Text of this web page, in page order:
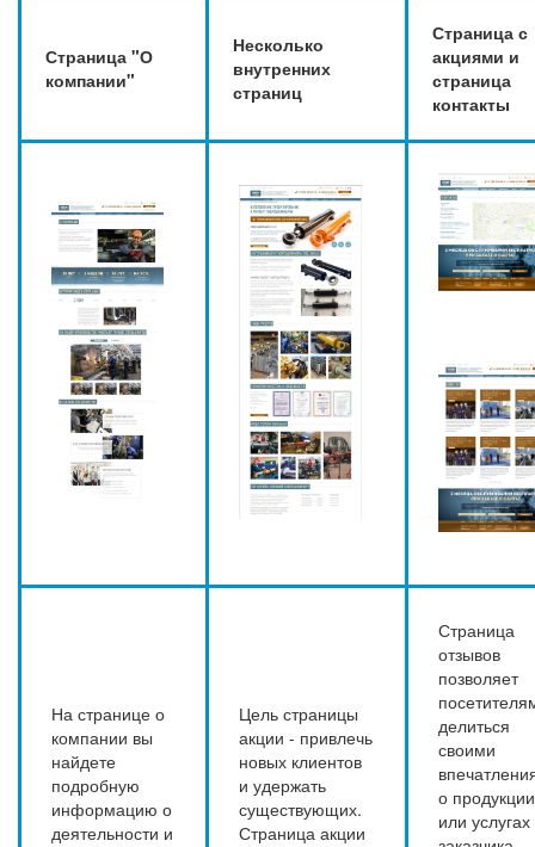
Страница "О
компании"
Несколько
внутренних
страниц
Страница с
акциями и
страница
контакты
На странице о
компании вы
найдете
подробную
информацию о
деятельности и
Цель страницы
акции - привлечь
новых клиентов
и удержать
существующих.
Страница акции
Страница
отзывов
позволяет
делиться
своими
о продукции
или услугах